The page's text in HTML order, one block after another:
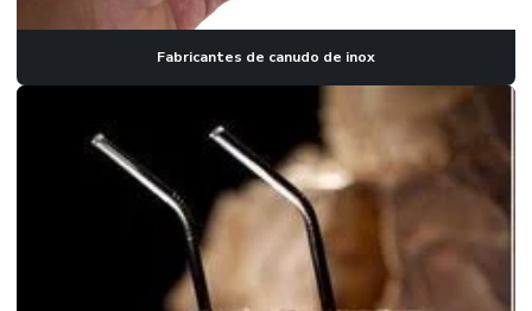
Perfis trefilados de alumínio
Serpentina para chopeira
Serpentina para chopeira inox
Trefilação de metais
Fabricantes de canudo de inox